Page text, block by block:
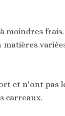
moindres
et n'ont pas
carreaux.